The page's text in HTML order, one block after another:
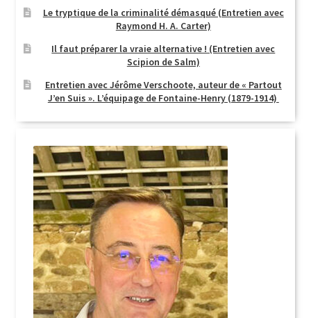
Le tryptique de la criminalité démasqué (Entretien avec
Raymond H. A. Carter)
Il faut préparer la vraie alternative ! (Entretien avec
Scipion de Salm)
Entretien avec Jérôme Verschoote, auteur de « Partout
J’en Suis ». L’équipage de Fontaine-Henry (1879-1914)